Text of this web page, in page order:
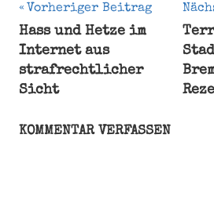
Bundesversammlung
Gauck
Reichstag
Steinmeier
Vorheriger Beitrag
Hass und Hetze im
Internet aus
strafrechtlicher
Sicht
KOMMENTAR VERFASSEN